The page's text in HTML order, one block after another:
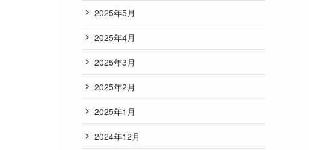
2025年5月
2025年4月
2025年3月
2025年2月
2025年1月
2024年12月